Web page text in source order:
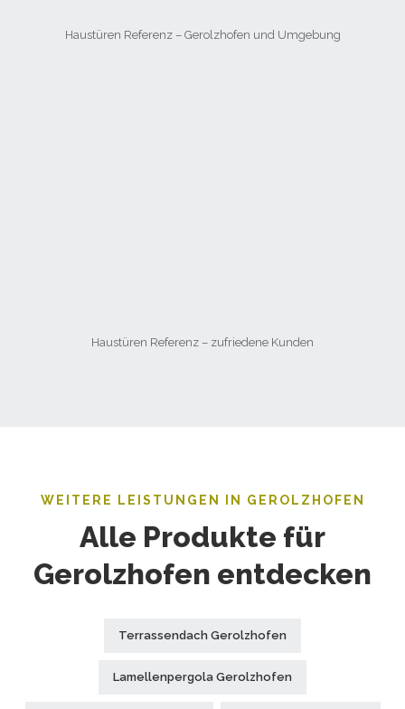
Haustüren Referenz – Gerolzhofen und Umgebung
Haustüren Referenz – zufriedene Kunden
WEITERE LEISTUNGEN IN GEROLZHOFEN
Alle Produkte für
Gerolzhofen entdecken
Terrassendach Gerolzhofen
Lamellenpergola Gerolzhofen